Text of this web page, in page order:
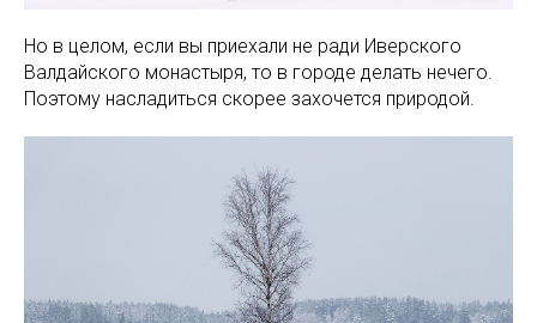
Но в целом, если вы приехали не ради Иверского
Валдайского монастыря, то в городе делать нечего.
Поэтому насладиться скорее захочется природой.